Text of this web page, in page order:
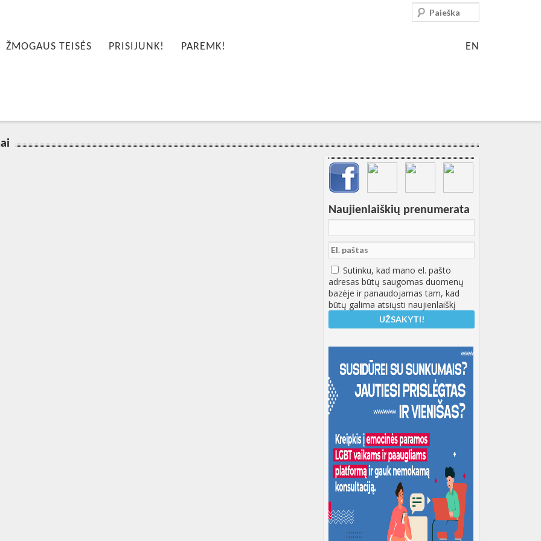
ŽMOGAUS TEISĖS PRISIJUNK! PAREMK! EN
Paieška
Svarbių įrašų meniu
Naujienlaiškių prenumerata
Sutinku, kad mano el. pašto
adresas būtų saugomas duomenų
bazėje ir panaudojamas tam, kad
būtų galima atsiųsti naujienlaiškį